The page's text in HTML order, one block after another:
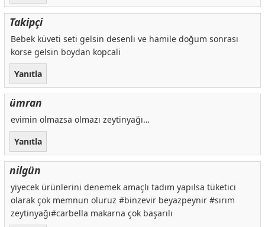
Takipçi
Bebek küveti seti gelsin desenli ve hamile doğum sonrası
korse gelsin boydan kopcali
Yanıtla
ümran
evimin olmazsa olmazı zeytinyağı…
Yanıtla
nilgün
yiyecek ürünlerini denemek amaçlı tadım yapılsa tüketici
olarak çok memnun oluruz #binzevir beyazpeynir #sırım
zeytinyağı#carbella makarna çok başarılı